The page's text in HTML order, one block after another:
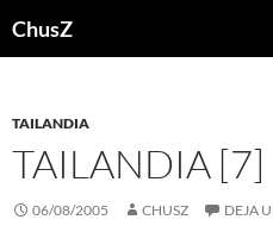
ChusZ
TAILANDIA
TAILANDIA [7]
06/08/2005 CHUSZ DEJA